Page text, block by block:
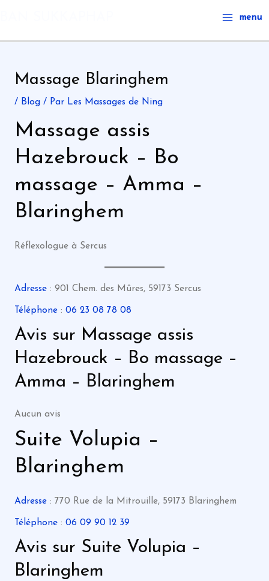
contenu
Main
Menu
menu
Massage Blaringhem
/ Blog/ Par Les Massages de Ning
Massage assis
Hazebrouck – Bo
massage – Amma –
Blaringhem
Réflexologue à Sercus
Adresse: 901 Chem. des Mûres, 59173 Sercus
Téléphone: 06 23 08 78 08
Avis sur Massage assis
Hazebrouck – Bo massage –
Amma – Blaringhem
Aucun avis
Suite Volupia –
Blaringhem
Adresse: 770 Rue de la Mitrouille, 59173 Blaringhem
Téléphone: 06 09 90 12 39
Avis sur Suite Volupia –
Blaringhem